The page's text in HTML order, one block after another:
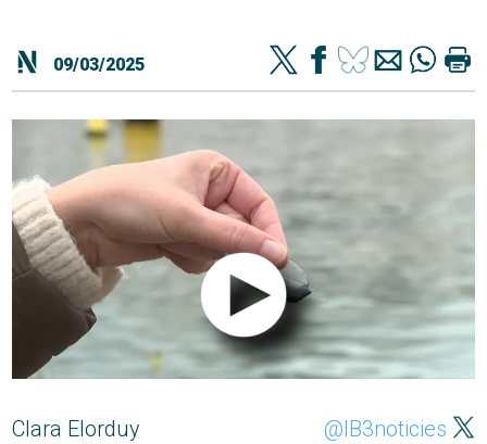
09/03/2025
Clara Elorduy @IB3noticies